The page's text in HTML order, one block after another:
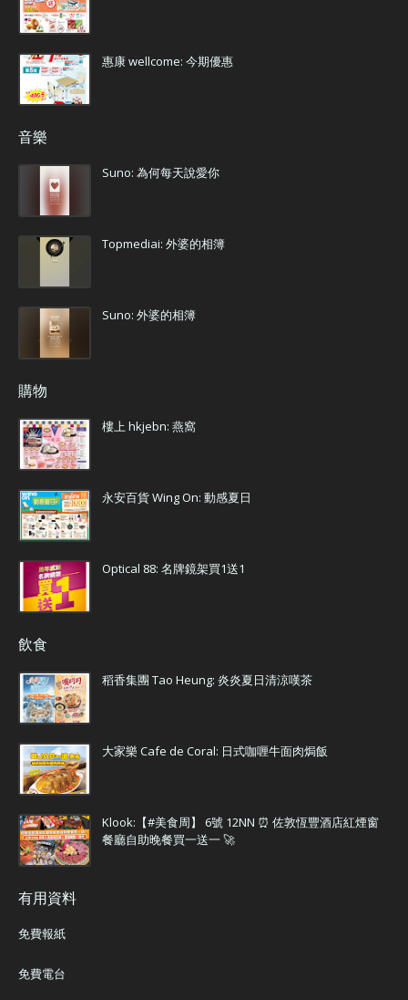
惠康 wellcome: 今期優惠
音樂
Suno: 為何每天說愛你
Topmediai: 外婆的相簿
Suno: 外婆的相簿
購物
樓上 hkjebn: 燕窩
永安百貨 Wing On: 動感夏日
Optical 88: 名牌鏡架買1送1
飲食
稻香集團 Tao Heung: 炎炎夏日清涼嘆茶
大家樂 Cafe de Coral: 日式咖喱牛面肉焗飯
Klook:【#美食周】 6號 12NN ⏰ 佐敦恆豐酒店紅煙窗
餐廳自助晚餐買一送一 🚀
有用資料
免費報紙
免費電台